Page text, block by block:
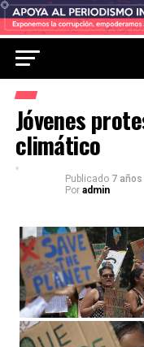
Jóvenes
climático
Publicado 7
Por admin